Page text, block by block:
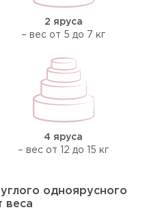
2 яруса
– вес от 5 до 7 кг
4 яруса
– вес от 12 до 15 кг
одноярусного
веса